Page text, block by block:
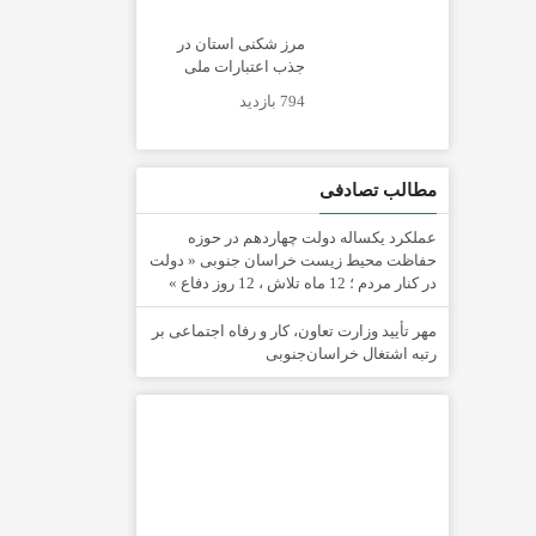
مرز شکنی استان در
جذب اعتبارات ملی
794 بازدید
مطالب تصادفی
عملکرد یکساله دولت چهاردهم در حوزه
حفاظت محیط زیست خراسان جنوبی « دولت
در کنار مردم ؛ 12 ماه تلاش ، 12 روز دفاع »
مهر تأیید وزارت تعاون، کار و رفاه اجتماعی بر
رتبه اشتغال خراسان‌جنوبی